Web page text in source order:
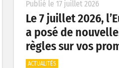
Publié le 17 juillet 2026
Le 7 juillet 2026,
a posé de
règles sur vos
ACTUALITÉS